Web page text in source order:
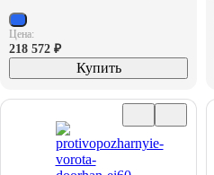
Цена:
218 572 ₽
Купить